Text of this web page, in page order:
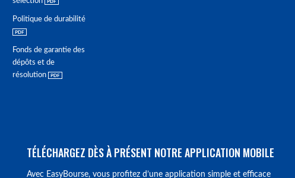
Politique de durabilité
Fonds de garantie des
dépôts et de
résolution
TÉLÉCHARGEZ DÈS À PRÉSENT NOTRE APPLICATION MOBILE
Avec EasyBourse, vous profitez d’une application simple et efficace